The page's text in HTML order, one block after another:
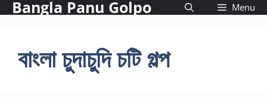
SkipBangla Panu Golpo Menu
বাংলা চুদাচুদি চটি গল্প